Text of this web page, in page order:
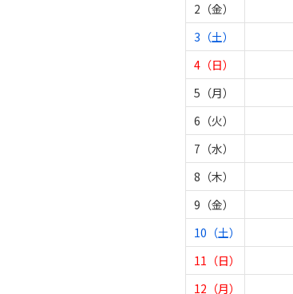
2（金）
3（土）
4（日）
5（月）
6（火）
7（水）
8（木）
9（金）
10（土）
11（日）
12（月）